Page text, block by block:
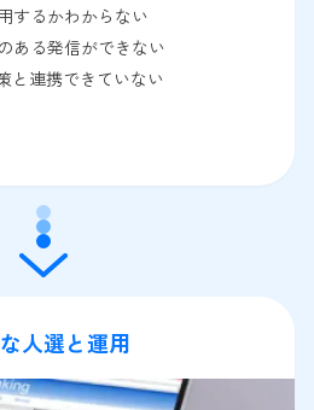
するかわからない
ある発信ができない
と連携できていない
人選と運用